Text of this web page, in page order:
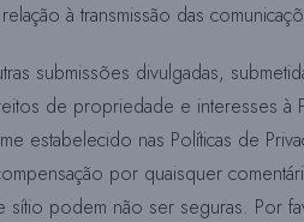
à transmissão das
submissões divulgadas,
de propriedade e interesses à
nas Políticas de
por quaisquer
podem não ser seguras. Por